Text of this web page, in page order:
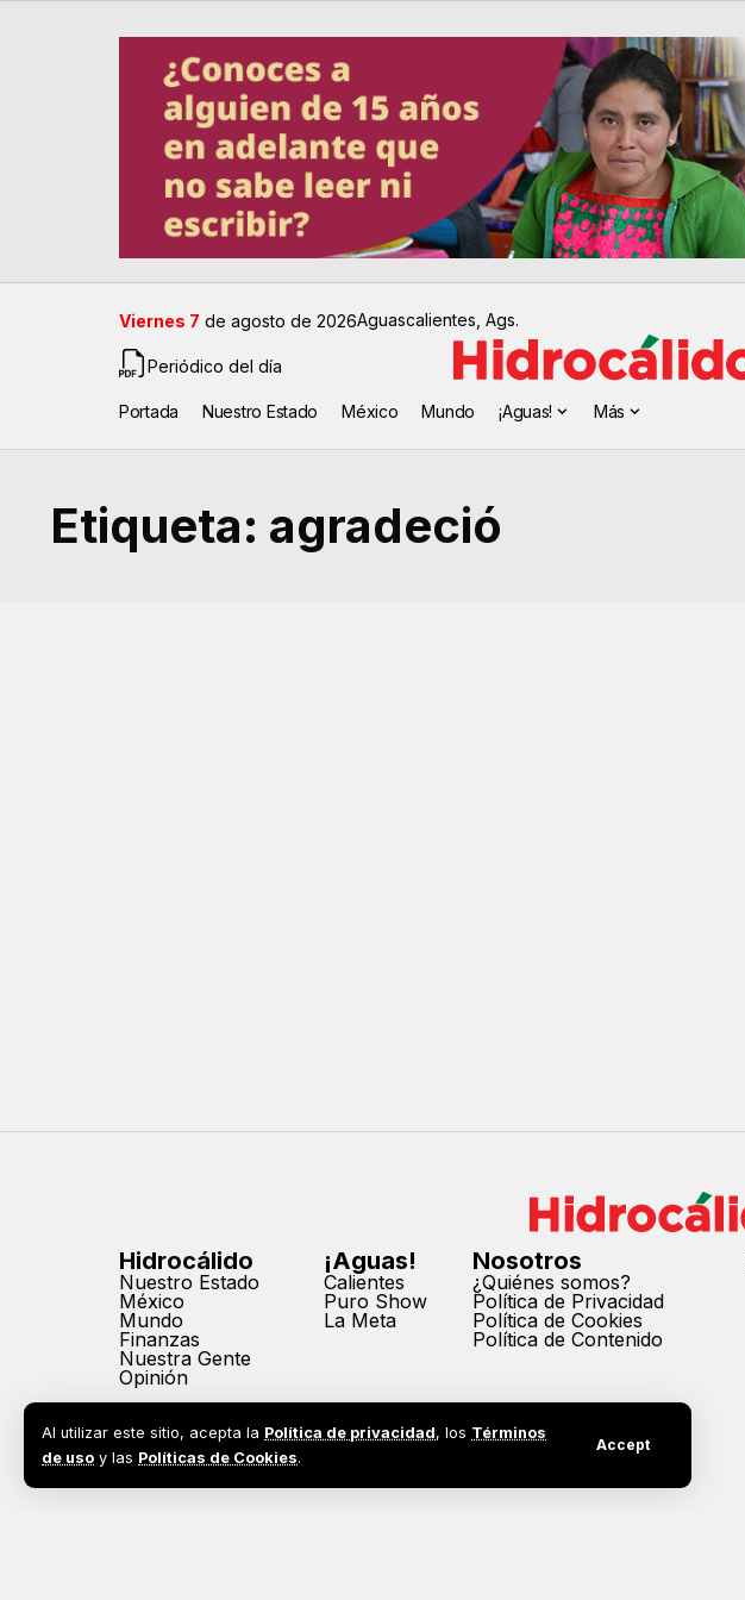
Al utilizar este sitio, acepta la Política de privacidad, los Términos
de uso y las Políticas de Cookies.
Accept
Viernes 7 de agosto de 2026Aguascalientes, Ags.
Periódico del día
Portada Nuestro Estado México Mundo ¡Aguas! Más
Etiqueta: agradeció
Hidrocálido
Nuestro Estado
México
Mundo
Finanzas
Nuestra Gente
Opinión
¡Aguas!
Calientes
Puro Show
La Meta
Nosotros
¿Quiénes somos?
Política de Privacidad
Política de Cookies
Política de Contenido